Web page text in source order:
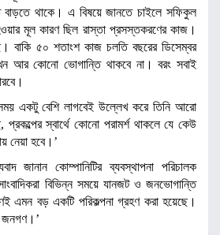
বাড়তে থাকে। এ বিষয়ে জানতে চাইলে সফিকুল
মূল কারণ ছিল রাস্তা প্রসস্তকরণের কাজ।
বাকি ৫০ শতাংশ কাজ চলতি বছরের ডিসেম্বর
আর কোনো ভোগান্তি থাকবে না। বরং সবাই
একটু বেশি লাগবেই উল্লেখ করে তিনি আরো
স্বার্থে কোনো পরামর্শ থাকলে যে কেউ
নেয়া হবে।’
জানান কোম্পানিটির ব্যবস্থাপনা পরিচালক
বিভিন্ন সময়ে যানজট ও জনভোগান্তি
এমন বড় একটি পরিকল্পনা গ্রহণ করা হয়েছে।
জনগণ।’